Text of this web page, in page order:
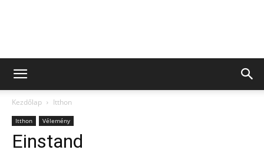
Kezdőlap Itthon
Itthon Vélemény
Einstand